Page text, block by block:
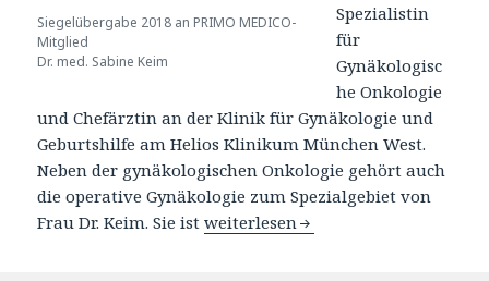
Siegelübergabe 2018 an PRIMO MEDICO-
Mitglied
Dr. med. Sabine Keim
Spezialistin
für
Gynäkologisc
he Onkologie
und Chefärztin an der Klinik für Gynäkologie und
Geburtshilfe am Helios Klinikum München West.
Neben der gynäkologischen Onkologie gehört auch
die operative Gynäkologie zum Spezialgebiet von
Frau Dr. Keim. Sie istDr. med. Sabine Keim –
weiterlesen